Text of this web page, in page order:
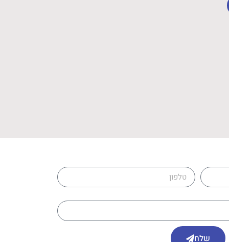
שלח